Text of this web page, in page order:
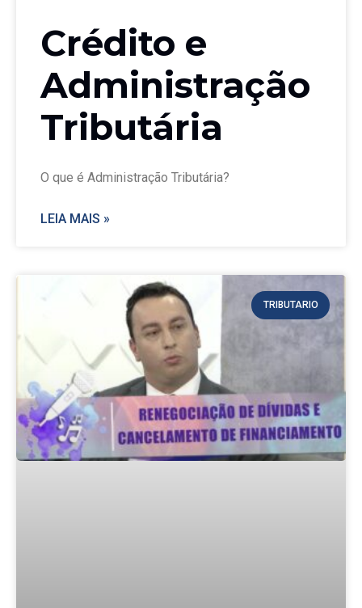
Crédito e
Administração
Tributária
O que é Administração Tributária?
LEIA MAIS »
TRIBUTARIO